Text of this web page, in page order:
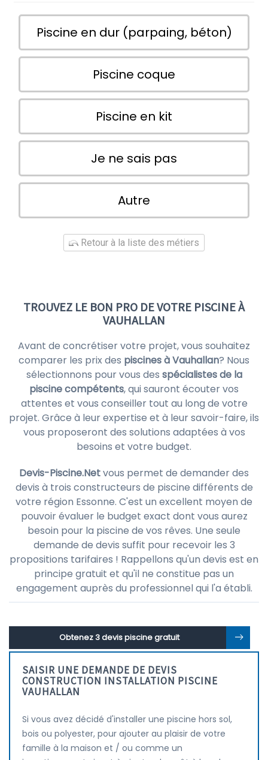
Piscine en dur (parpaing, béton)
Piscine coque
Piscine en kit
Je ne sais pas
Autre
Retour à la liste des métiers
TROUVEZ LE BON PRO DE VOTRE PISCINE À
VAUHALLAN
Avant de concrétiser votre projet, vous souhaitez
comparer les prix des piscines à Vauhallan? Nous
sélectionnons pour vous des spécialistes de la
piscine compétents, qui sauront écouter vos
attentes et vous conseiller tout au long de votre
projet. Grâce à leur expertise et à leur savoir-faire, ils
vous proposeront des solutions adaptées à vos
besoins et votre budget.
Devis-Piscine.Netvous permet de demander des
devis à trois constructeurs de piscine différents de
votre région Essonne. C'est un excellent moyen de
pouvoir évaluer le budget exact dont vous aurez
besoin pour la piscine de vos rêves. Une seule
demande de devis suffit pour recevoir les 3
propositions tarifaires ! Rappellons qu'un devis est en
principe gratuit et qu'il ne constitue pas un
engagement auprès du professionnel qui l'a établi.
Obtenez 3 devis piscine gratuit
SAISIR UNE DEMANDE DE DEVIS
CONSTRUCTION INSTALLATION PISCINE
VAUHALLAN
Si vous avez décidé d'installer une piscine hors sol,
bois ou polyester, pour ajouter au plaisir de votre
famille à la maison et / ou comme un